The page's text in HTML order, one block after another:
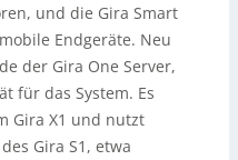
und die Gira Smart
Endgeräte. Neu
der Gira One Server,
für das System. Es
Gira X1 und nutzt
Gira S1, etwa